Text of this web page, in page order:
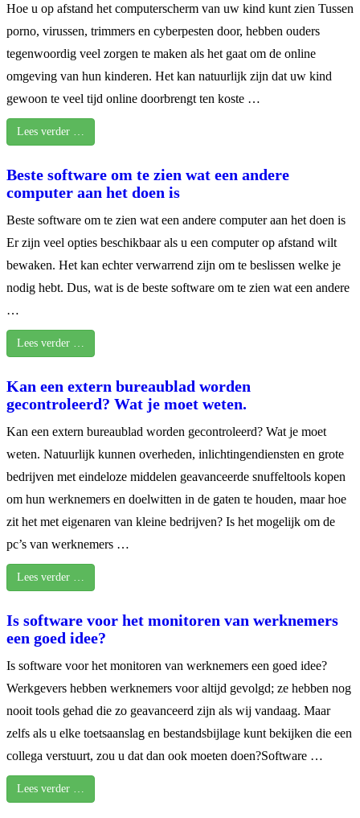
Hoe u op afstand het computerscherm van uw kind kunt zien Tussen
porno, virussen, trimmers en cyberpesten door, hebben ouders
tegenwoordig veel zorgen te maken als het gaat om de online
omgeving van hun kinderen. Het kan natuurlijk zijn dat uw kind
gewoon te veel tijd online doorbrengt ten koste …
Lees verder …
Beste software om te zien wat een andere
computer aan het doen is
Beste software om te zien wat een andere computer aan het doen is
Er zijn veel opties beschikbaar als u een computer op afstand wilt
bewaken. Het kan echter verwarrend zijn om te beslissen welke je
nodig hebt. Dus, wat is de beste software om te zien wat een andere
…
Lees verder …
Kan een extern bureaublad worden
gecontroleerd? Wat je moet weten.
Kan een extern bureaublad worden gecontroleerd? Wat je moet
weten. Natuurlijk kunnen overheden, inlichtingendiensten en grote
bedrijven met eindeloze middelen geavanceerde snuffeltools kopen
om hun werknemers en doelwitten in de gaten te houden, maar hoe
zit het met eigenaren van kleine bedrijven? Is het mogelijk om de
pc’s van werknemers …
Lees verder …
Is software voor het monitoren van werknemers
een goed idee?
Is software voor het monitoren van werknemers een goed idee?
Werkgevers hebben werknemers voor altijd gevolgd; ze hebben nog
nooit tools gehad die zo geavanceerd zijn als wij vandaag. Maar
zelfs als u elke toetsaanslag en bestandsbijlage kunt bekijken die een
collega verstuurt, zou u dat dan ook moeten doen?Software …
Lees verder …